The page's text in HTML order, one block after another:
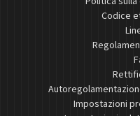
Codice
Impostazioni